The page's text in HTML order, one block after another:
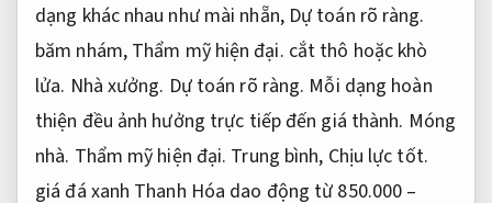
dạng khác nhau như mài nhẵn, Dự toán rõ ràng.
băm nhám, Thẩm mỹ hiện đại. cắt thô hoặc khò
lửa. Nhà xưởng. Dự toán rõ ràng. Mỗi dạng hoàn
thiện đều ảnh hưởng trực tiếp đến giá thành. Móng
nhà. Thẩm mỹ hiện đại. Trung bình, Chịu lực tốt.
giá đá xanh Thanh Hóa dao động từ 850.000 –